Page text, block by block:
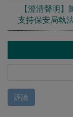
【澄清聲明
支持保安局執
評論